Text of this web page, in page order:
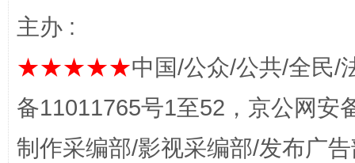
一批国家标准开始实施 从
主办 :
★★★★★中国/公众/公共/全民/
备11011765号1至52，京公网安
制作采编部/影视采编部/发布广